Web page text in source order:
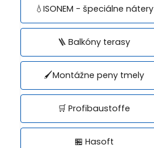
💧ISONEM - špeciálne nátery
🪜 Balkóny terasy
🖌️Montážne peny tmely
🛒 Profibaustoffe
🏪 Hasoft